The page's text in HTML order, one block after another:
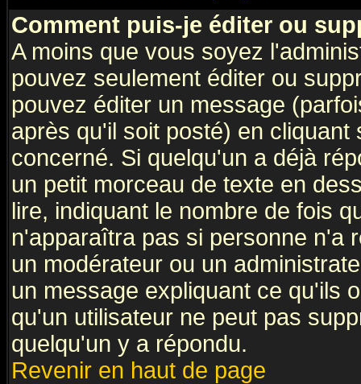
Comment puis-je éditer ou
A moins que vous soyez
pouvez seulement éditer ou
pouvez éditer un message
après qu'il soit posté) en
concerné. Si quelqu'un a déjà
un petit morceau de texte en
lire, indiquant le nombre de fois
n'apparaîtra pas si personne n'a
un modérateur ou un
un message expliquant ce qu'ils
qu'un utilisateur ne peut pas
quelqu'un y a répondu.
Revenir en haut de page